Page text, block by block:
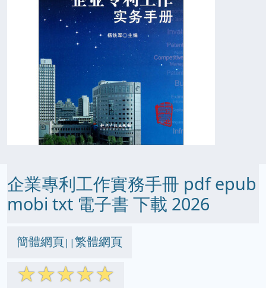
企業專利工作實務手冊 pdf epub
mobi txt 電子書 下載 2026
簡體網頁||繁體網頁
☆☆☆☆☆